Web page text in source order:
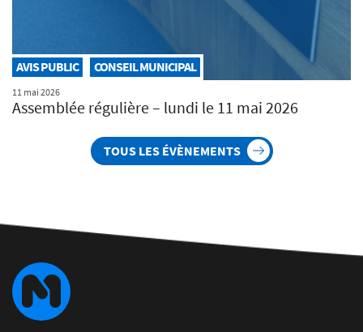
AVIS PUBLIC CONSEIL MUNICIPAL
11 mai 2026
Assemblée régulière – lundi le 11 mai 2026
TOUS LES ÉVÈNEMENTS